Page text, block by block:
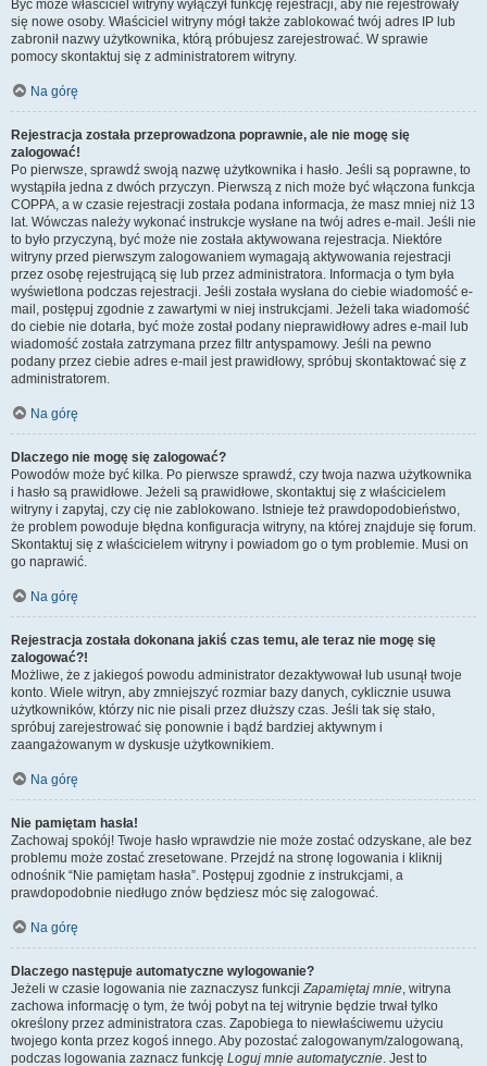
Być może właściciel witryny wyłączył funkcję rejestracji, aby nie rejestrowały
się nowe osoby. Właściciel witryny mógł także zablokować twój adres IP lub
zabronił nazwy użytkownika, którą próbujesz zarejestrować. W sprawie
pomocy skontaktuj się z administratorem witryny.
Na górę
Rejestracja została przeprowadzona poprawnie, ale nie mogę się
zalogować!
Po pierwsze, sprawdź swoją nazwę użytkownika i hasło. Jeśli są poprawne, to
wystąpiła jedna z dwóch przyczyn. Pierwszą z nich może być włączona funkcja
COPPA, a w czasie rejestracji została podana informacja, że masz mniej niż 13
lat. Wówczas należy wykonać instrukcje wysłane na twój adres e-mail. Jeśli nie
to było przyczyną, być może nie została aktywowana rejestracja. Niektóre
witryny przed pierwszym zalogowaniem wymagają aktywowania rejestracji
przez osobę rejestrującą się lub przez administratora. Informacja o tym była
wyświetlona podczas rejestracji. Jeśli została wysłana do ciebie wiadomość e-
mail, postępuj zgodnie z zawartymi w niej instrukcjami. Jeżeli taka wiadomość
do ciebie nie dotarła, być może został podany nieprawidłowy adres e-mail lub
wiadomość została zatrzymana przez filtr antyspamowy. Jeśli na pewno
podany przez ciebie adres e-mail jest prawidłowy, spróbuj skontaktować się z
administratorem.
Na górę
Dlaczego nie mogę się zalogować?
Powodów może być kilka. Po pierwsze sprawdź, czy twoja nazwa użytkownika
i hasło są prawidłowe. Jeżeli są prawidłowe, skontaktuj się z właścicielem
witryny i zapytaj, czy cię nie zablokowano. Istnieje też prawdopodobieństwo,
że problem powoduje błędna konfiguracja witryny, na której znajduje się forum.
Skontaktuj się z właścicielem witryny i powiadom go o tym problemie. Musi on
go naprawić.
Na górę
Rejestracja została dokonana jakiś czas temu, ale teraz nie mogę się
zalogować?!
Możliwe, że z jakiegoś powodu administrator dezaktywował lub usunął twoje
konto. Wiele witryn, aby zmniejszyć rozmiar bazy danych, cyklicznie usuwa
użytkowników, którzy nic nie pisali przez dłuższy czas. Jeśli tak się stało,
spróbuj zarejestrować się ponownie i bądź bardziej aktywnym i
zaangażowanym w dyskusje użytkownikiem.
Na górę
Nie pamiętam hasła!
Zachowaj spokój! Twoje hasło wprawdzie nie może zostać odzyskane, ale bez
problemu może zostać zresetowane. Przejdź na stronę logowania i kliknij
odnośnik “Nie pamiętam hasła”. Postępuj zgodnie z instrukcjami, a
prawdopodobnie niedługo znów będziesz móc się zalogować.
Na górę
Dlaczego następuje automatyczne wylogowanie?
Jeżeli w czasie logowania nie zaznaczysz funkcjiZapamiętaj mnie, witryna
zachowa informację o tym, że twój pobyt na tej witrynie będzie trwał tylko
określony przez administratora czas. Zapobiega to niewłaściwemu użyciu
twojego konta przez kogoś innego. Aby pozostać zalogowanym/zalogowaną,
podczas logowania zaznacz funkcję Loguj mnie automatycznie. Jest to